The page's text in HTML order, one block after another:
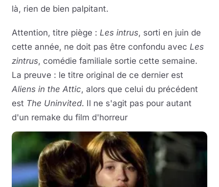
là, rien de bien palpitant.
Attention, titre piège : Les intrus, sorti en juin de
cette année, ne doit pas être confondu avec Les
zintrus, comédie familiale sortie cette semaine.
La preuve : le titre original de ce dernier est
Aliens in the Attic, alors que celui du précédent
est The Uninvited. Il ne s'agit pas pour autant
d'un remake du film d'horreur